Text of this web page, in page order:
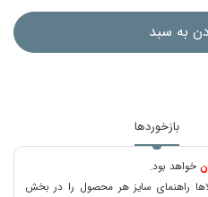
به سبد
بازخوردها
خواهد بود.
راهنمای سایز هر محصول را در بخش